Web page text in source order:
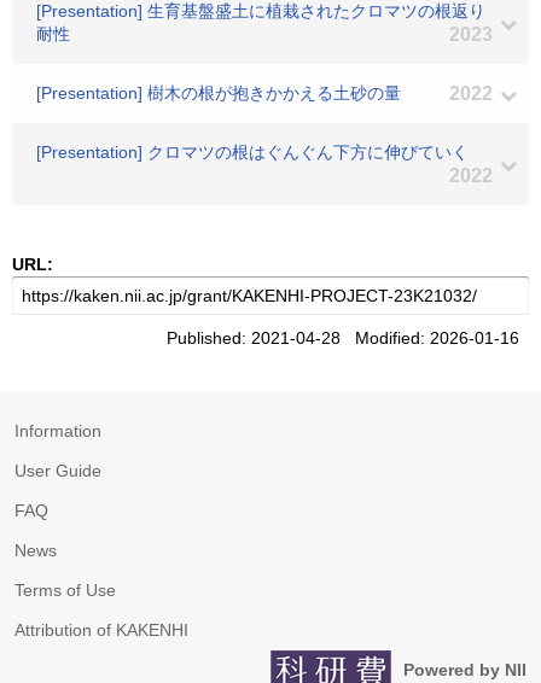
[Presentation] 生育基盤盛土に植栽されたクロマツの根返り
耐性
2023
[Presentation] 樹木の根が抱きかかえる土砂の量 2022
[Presentation] クロマツの根はぐんぐん下方に伸びていく
2022
URL:
Published: 2021-04-28 Modified: 2026-01-16
Information
User Guide
FAQ
News
Terms of Use
Attribution of KAKENHI
Powered by NII